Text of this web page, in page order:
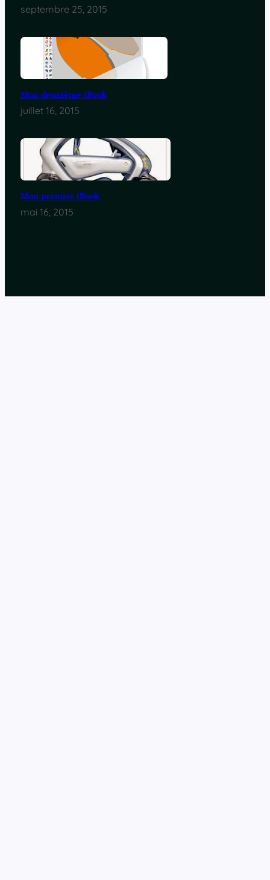
septembre 25, 2015
Mon deuxième iBook
juillet 16, 2015
Mon premier iBook
mai 16, 2015